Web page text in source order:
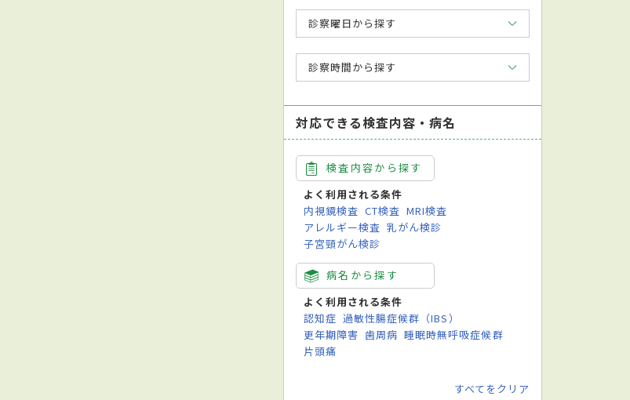
診察曜日から探す
診察時間から探す
対応できる検査内容・病名
検査内容から探す
よく利用される条件
内視鏡検査 CT検査 MRI検査
アレルギー検査 乳がん検診
子宮頸がん検診
病名から探す
よく利用される条件
認知症 過敏性腸症候群（IBS）
更年期障害 歯周病 睡眠時無呼吸症候群
片頭痛
すべてをクリア